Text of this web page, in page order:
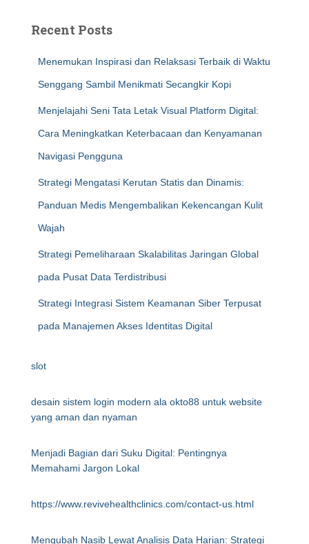
Recent Posts
Menemukan Inspirasi dan Relaksasi Terbaik di Waktu
Senggang Sambil Menikmati Secangkir Kopi
Menjelajahi Seni Tata Letak Visual Platform Digital:
Cara Meningkatkan Keterbacaan dan Kenyamanan
Navigasi Pengguna
Strategi Mengatasi Kerutan Statis dan Dinamis:
Panduan Medis Mengembalikan Kekencangan Kulit
Wajah
Strategi Pemeliharaan Skalabilitas Jaringan Global
pada Pusat Data Terdistribusi
Strategi Integrasi Sistem Keamanan Siber Terpusat
pada Manajemen Akses Identitas Digital
slot
desain sistem login modern ala okto88 untuk website
yang aman dan nyaman
Menjadi Bagian dari Suku Digital: Pentingnya
Memahami Jargon Lokal
https://www.revivehealthclinics.com/contact-us.html
Mengubah Nasib Lewat Analisis Data Harian: Strategi